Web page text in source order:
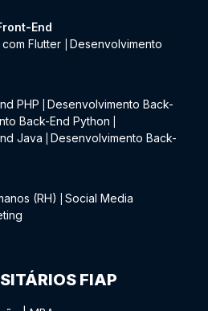
End
Flutter
Desenvolvimento
PHP
Desenvolvimento Back-
Back-End Python
Java
Desenvolvimento Back-
(RH)
Social Media
FIAP